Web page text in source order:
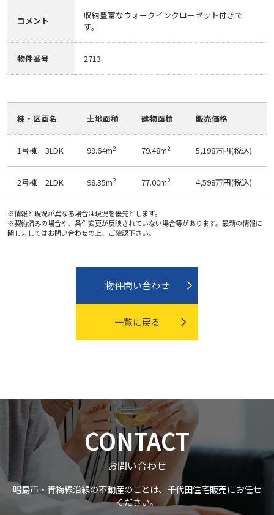
コメント
収納豊富なウォークインクローゼット付きで
す。
物件番号 2713
棟・区画名 土地面積 建物面積 販売価格
1号棟 3LDK 99.64m2 79.48m2 5,198万円(税込)
2号棟 2LDK 98.35m2 77.00m2 4,598万円(税込)
※情報と現況が異なる場合は現況を優先とします。
※契約済みの場合や、条件変更が反映されていない場合等があります。最新の情報に
関しましてはお問い合わせの上、ご確認下さい。
物件問い合わせ
一覧に戻る
CONTACT
お問い合わせ
昭島市・青梅線沿線の不動産のことは、千代田住宅販売にお任せ
ください。